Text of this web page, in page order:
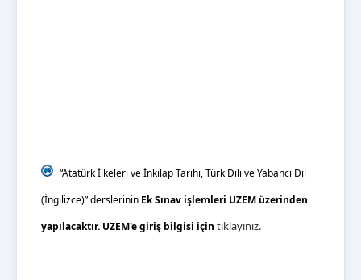
“Atatürk İlkeleri ve İnkılap Tarihi, Türk Dili ve Yabancı Dil
(İngilizce)” derslerinin Ek Sınav işlemleri UZEM üzerinden
yapılacaktır. UZEM'e giriş bilgisi için tıklayınız.